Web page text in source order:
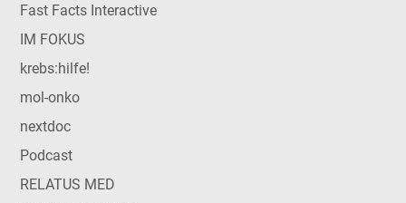
Fast Facts Interactive
IM FOKUS
krebs:hilfe!
mol-onko
nextdoc
Podcast
RELATUS MED